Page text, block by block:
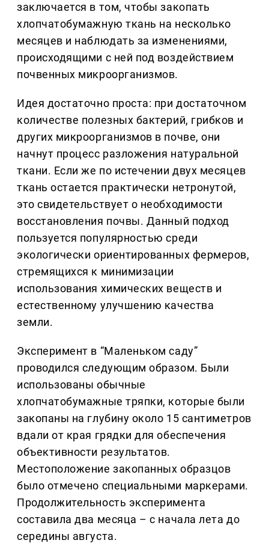
заключается в том, чтобы закопать
хлопчатобумажную ткань на несколько
месяцев и наблюдать за изменениями,
происходящими с ней под воздействием
почвенных микроорганизмов.
Идея достаточно проста: при достаточном
количестве полезных бактерий, грибков и
других микроорганизмов в почве, они
начнут процесс разложения натуральной
ткани. Если же по истечении двух месяцев
ткань остается практически нетронутой,
это свидетельствует о необходимости
восстановления почвы. Данный подход
пользуется популярностью среди
экологически ориентированных фермеров,
стремящихся к минимизации
использования химических веществ и
естественному улучшению качества
земли.
Эксперимент в “Маленьком саду”
проводился следующим образом. Были
использованы обычные
хлопчатобумажные тряпки, которые были
закопаны на глубину около 15 сантиметров
вдали от края грядки для обеспечения
объективности результатов.
Местоположение закопанных образцов
было отмечено специальными маркерами.
Продолжительность эксперимента
составила два месяца – с начала лета до
середины августа.